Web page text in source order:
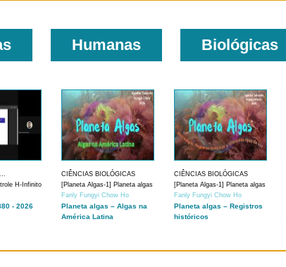
Humanas Biológicas
H-Infinito
- 2026
CIÊNCIAS BIOLÓGICAS
[Planeta Algas-1] Planeta algas
Fanly Fungyi Chow Ho
Planeta algas – Algas na
América Latina
CIÊNCIAS BIOLÓGICAS
[Planeta Algas-1] Planeta algas
Fanly Fungyi Chow Ho
Planeta algas – Registros
históricos